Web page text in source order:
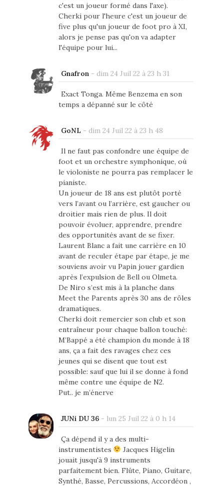
c'est un joueur formé dans l'axe).
Cherki pour l'heure c'est un joueur de
five plus qu'un joueur de foot pro à XI,
alors je pense pas qu'on va adapter
l'équipe pour lui...
Gnafron - dim 24 Juil 22 à 23 h 31
Exact Tonga. Même Benzema en son
temps a dépanné sur le côté
GoNL - dim 24 Juil 22 à 23 h 48
Il ne faut pas confondre une équipe de
foot et un orchestre symphonique, où
le violoniste ne pourra pas remplacer le
pianiste.
Un joueur de 18 ans est plutôt porté
vers l’avant ou l’arrière, est gaucher ou
droitier mais rien de plus. Il doit
pouvoir évoluer, apprendre, prendre
des opportunités avant de se fixer.
Laurent Blanc a fait une carrière en 10
avant de reculer étape par étape, je me
souviens avoir vu Papin jouer gardien
après l’expulsion de Bell ou Olmeta.
De Niro s’est mis à la planche dans
Meet the Parents après 30 ans de rôles
dramatiques.
Cherki doit remercier son club et son
entraîneur pour chaque ballon touché:
M’Bappé a été champion du monde à 18
ans, ça a fait des ravages chez ces
jeunes qui se disent que tout est
possible: sauf que lui il se donne à fond
même contre une équipe de N2.
Put.. je m’énerve
JUNi DU 36- lun 25 Juil 22 à 0 h 14
Ça dépend il y a des multi-
instrumentistes
Jacques Higelin
jouait jusqu'à 9 instruments
parfaitement bien. Flûte, Piano, Guitare,
Synthé, Basse, Percussions, Accordéon ,